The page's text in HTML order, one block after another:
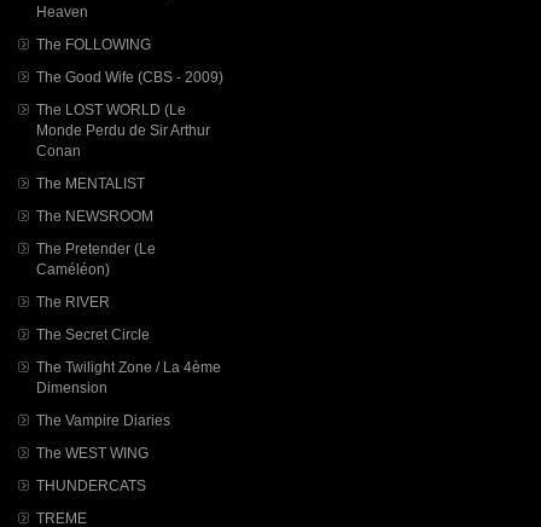
Heaven
The FOLLOWING
The Good Wife (CBS - 2009)
The LOST WORLD (Le
Monde Perdu de Sir Arthur
Conan
The MENTALIST
The NEWSROOM
The Pretender (Le
Caméléon)
The RIVER
The Secret Circle
The Twilight Zone / La 4ème
Dimension
The Vampire Diaries
The WEST WING
THUNDERCATS
TREME